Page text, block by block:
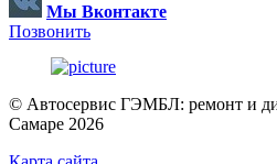
Мы Вконтакте
Позвонить
© Автосервис ГЭМБЛ: ремонт и
Самаре 2026